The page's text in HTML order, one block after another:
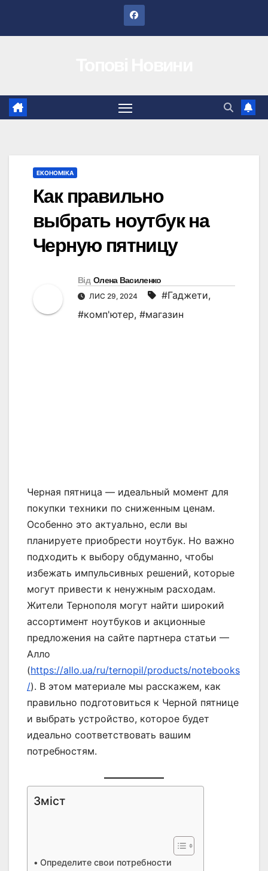
ЕКОНОМІКА
Как правильно
выбрать ноутбук на
Черную пятницу
Від Олена Василенко
ЛИС 29, 2024 #Гаджети,
#комп'ютер, #магазин
Черная пятница — идеальный момент для
покупки техники по сниженным ценам.
Особенно это актуально, если вы
планируете приобрести ноутбук. Но важно
подходить к выбору обдуманно, чтобы
избежать импульсивных решений, которые
могут привести к ненужным расходам.
Жители Тернополя могут найти широкий
ассортимент ноутбуков и акционные
предложения на сайте партнера статьи —
Алло
(https://allo.ua/ru/ternopil/products/notebooks
/). В этом материале мы расскажем, как
правильно подготовиться к Черной пятнице
и выбрать устройство, которое будет
идеально соответствовать вашим
потребностям.
Зміст
Определите свои потребности